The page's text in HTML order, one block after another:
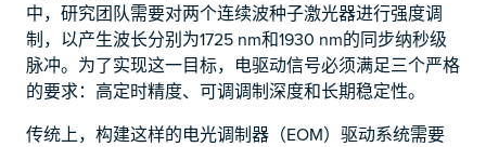
中，研究团队需要对两个连续波种子激光器进行强度调
制，以产生波长分别为1725 nm和1930 nm的同步纳秒级
脉冲。为了实现这一目标，电驱动信号必须满足三个严格
的要求：高定时精度、可调调制深度和长期稳定性。
传统上，构建这样的电光调制器（EOM）驱动系统需要